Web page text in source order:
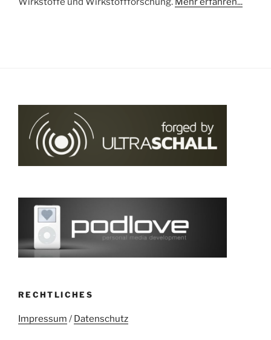
RECHTLICHES
Impressum / Datenschutz